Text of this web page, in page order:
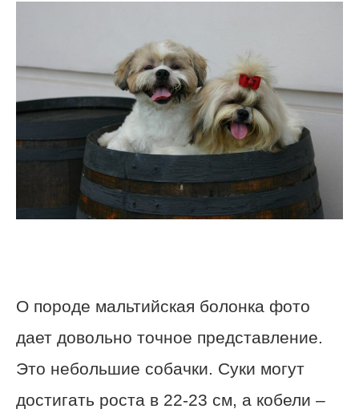
О породе мальтийская болонка фото
дает довольно точное представление.
Это небольшие собачки. Суки могут
достигать роста в 22-23 см, а кобели –